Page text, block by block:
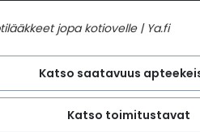
Katso saatavuus
Katso toimitustavat